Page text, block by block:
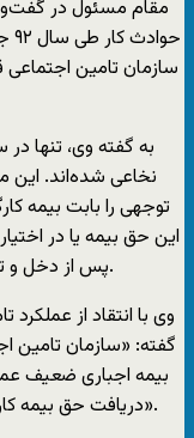
سازمان تامین
به گفته وی، تنها
نخاعی شده‌اند. این
توجهی را بابت بیمه
این حق بیمه یا در
پس از دخل و تصرف شهرداری‌ها به سازمان پرداخت می‌شود.
وی با انتقاد از
گفته: «سازمان تامین
بیمه اجباری ضعیف
دریافت حق بیمه کارگران ساختمانی اقدام به بیمه کارگران نمی‌کند».